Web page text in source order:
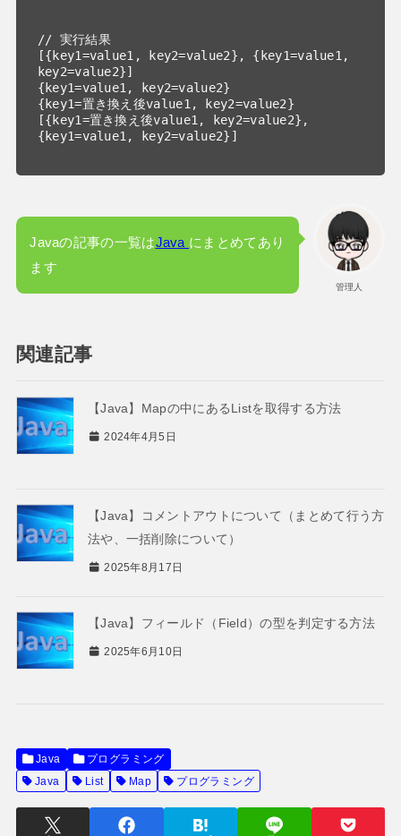
// 実行結果
[{key1=value1, key2=value2}, {key1=value1,
key2=value2}]
{key1=value1, key2=value2}
{key1=置き換え後value1, key2=value2}
[{key1=置き換え後value1, key2=value2},
{key1=value1, key2=value2}]
管理人
Javaの記事の一覧はJava にまとめてあり
ます
関連記事
【Java】Mapの中にあるListを取得する方法
2024年4月5日
【Java】コメントアウトについて（まとめて行う方
法や、一括削除について）
2025年8月17日
【Java】フィールド（Field）の型を判定する方法
2025年6月10日
Java
プログラミング
Java
List Map プログラミング